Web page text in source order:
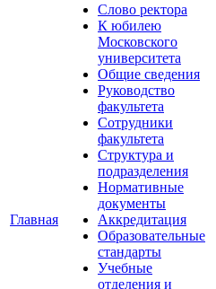
Главная
Слово ректора
К юбилею
Московского
университета
Общие сведения
Руководство
факультета
Сотрудники
факультета
Структура и
подразделения
Нормативные
документы
Аккредитация
Образовательные
стандарты
Учебные
отделения и